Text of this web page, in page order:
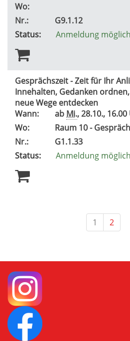
Wo:
Nr.:
G9.1.12
Status:
Anmeldung möglich
Gesprächszeit - Zeit für Ihr
Innehalten, Gedanken
neue Wege entdecken
Wann:
ab Mi., 28.10.,
Wo:
Raum 10 -
Nr.:
G1.1.33
Status:
Anmeldung möglich
1 2